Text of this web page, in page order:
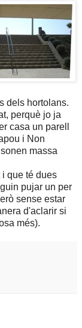
dels hortolans.
perquè jo ja
casa un parell
i Non
massa
que té dues
pujar un per
sense estar
d'aclarir si
més).